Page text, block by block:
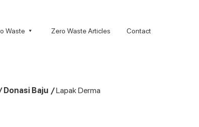
Waste Zero Waste Articles Contact
Donasi Baju / Lapak Derma